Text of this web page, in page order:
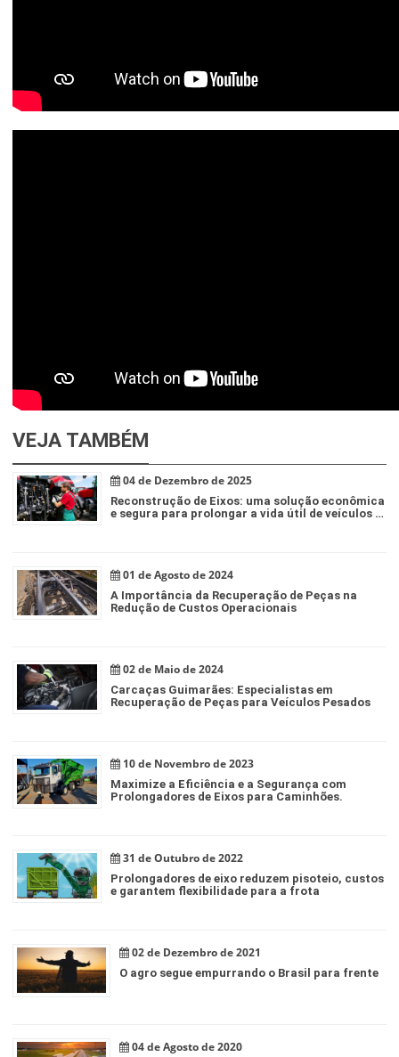
VEJA TAMBÉM
04 de Dezembro de 2025
Reconstrução de Eixos: uma solução econômica
e segura para prolongar a vida útil de veículos e
01 de Agosto de 2024
A Importância da Recuperação de Peças na
Redução de Custos Operacionais
02 de Maio de 2024
Carcaças Guimarães: Especialistas em
Recuperação de Peças para Veículos Pesados
10 de Novembro de 2023
Maximize a Eficiência e a Segurança com
Prolongadores de Eixos para Caminhões.
31 de Outubro de 2022
Prolongadores de eixo reduzem pisoteio, custos
e garantem flexibilidade para a frota
02 de Dezembro de 2021
O agro segue empurrando o Brasil para frente
04 de Agosto de 2020